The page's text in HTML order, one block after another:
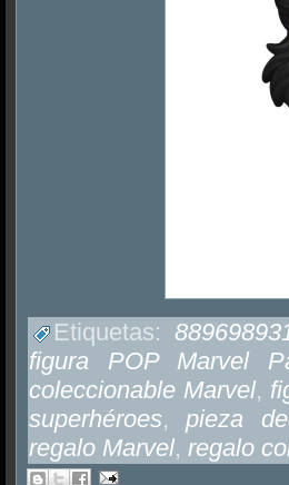
Etiquetas:
figura POP Marvel
coleccionable Marvel,
superhéroes,pieza
regalo Marvel, regalo